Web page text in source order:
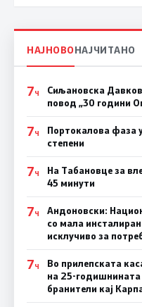
НАЈНОВОНАЈЧИТАНО
7Ч
Сиљановска
повод „30 години
7Ч
Портокалова фаза
степени
7Ч
На Табановце за
45 минути
7Ч
Андоновски:
со мала
исклучиво за
7Ч
Во прилепската
на 25-годишнината
бранители кај